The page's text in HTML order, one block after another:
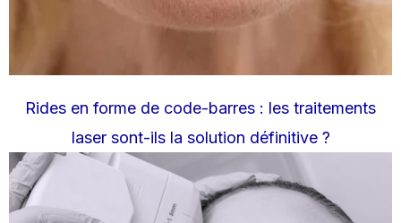
Rides en forme de code-barres : les traitements
laser sont-ils la solution définitive ?